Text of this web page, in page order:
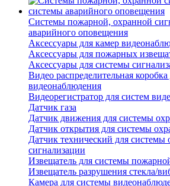
Системы пожарной, охранной
аварийного оповещения
Аксессуары для камер
Аксессуары для пожарных
Аксессуары для системы
Видео распределительная
видеонаблюдения
Видеорегистратор для систем
Датчик газа
Датчик движения для системы
Датчик открытия для системы
Датчик технический для системы
сигнализации
Извещатель для системы
Извещатель разрушения стекла/
Камера для системы